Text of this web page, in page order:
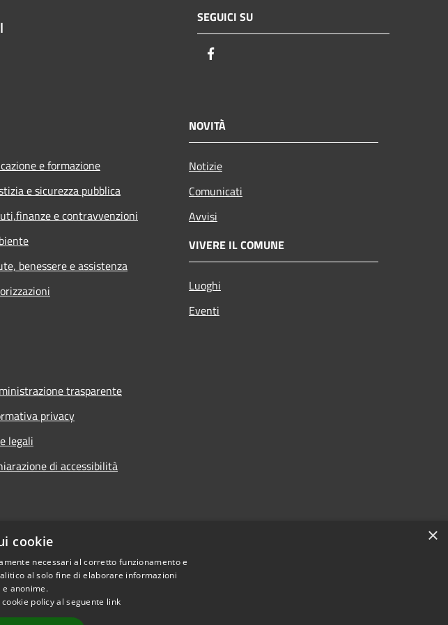
SEGUICI SU
e formazione
e sicurezza pubblica
e contravvenzioni
benessere e assistenza
NOVITÀ
Notizie
Comunicati
Avvisi
VIVERE IL COMUNE
Luoghi
Eventi
trasparente
privacy
legali
di accessibilità
×
cookie
necessari al corretto funzionamento e
al solo fine di elaborare informazioni
anonime.
policy al seguente link